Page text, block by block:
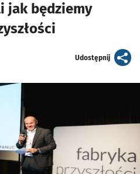
jak będziemy
Udostępnijartykuł